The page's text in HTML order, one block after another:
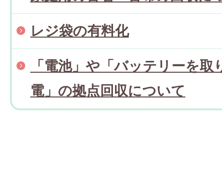
レジ袋の有料化
「電池」や「バッテリーを取
電」の拠点回収について